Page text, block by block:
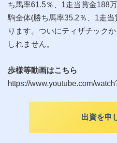
ち馬率61.5％、1走当賞金188
駒全体(勝ち馬率35.2％、1走
ります。ついにティザチック
しれません。
歩様等動画はこちら
https://www.youtube.com/
出資を申